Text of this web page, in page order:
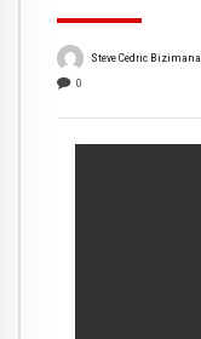
Steve Cedric Bizimana
0